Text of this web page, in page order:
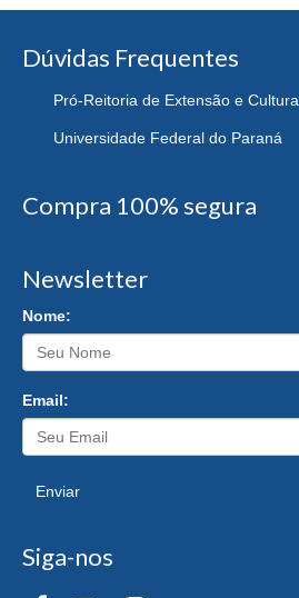
Dúvidas Frequentes
Pró-Reitoria de Extensão e Cultura
Universidade Federal do Paraná
Compra 100% segura
Newsletter
Nome:
Email:
Enviar
Siga-nos